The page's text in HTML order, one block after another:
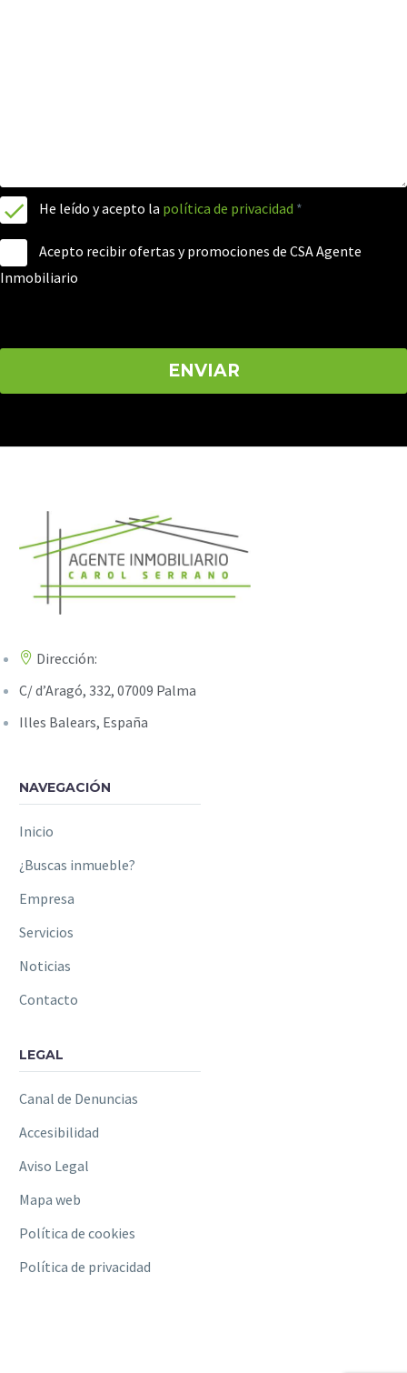
He leído y acepto la política de privacidad *
Acepto recibir ofertas y promociones de CSA Agente
Inmobiliario
Dirección:
C/ d’Aragó, 332, 07009 Palma
Illes Balears, España
NAVEGACIÓN
Inicio
¿Buscas inmueble?
Empresa
Servicios
Noticias
Contacto
LEGAL
Canal de Denuncias
Accesibilidad
Aviso Legal
Mapa web
Política de cookies
Política de privacidad